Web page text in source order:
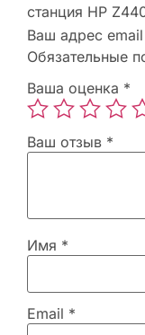
станция HP
Ваш адрес
Обязательные
Ваша оценка *
Ваш отзыв *
Имя *
Email *